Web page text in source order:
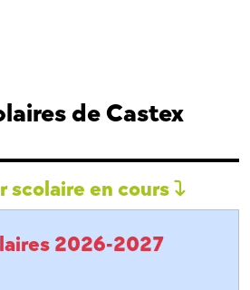
de Castex
scolaire en cours
2026-2027